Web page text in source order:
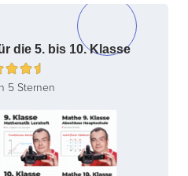
die 5. bis 10. Klasse
5 Sternen